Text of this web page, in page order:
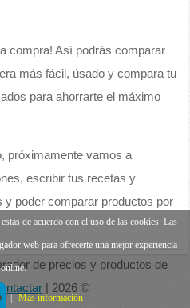
compra! Así podrás comparar
más fácil, úsado y compara tu
para ahorrarte el máximo
próximamente vamos a
escribir tus recetas y
poder comparar productos por
de precios y productos de
| 2026 ©
de acuerdo con el uso de las cookies. Las
web para ofrecerte una mejor experiencia
online.
Más información